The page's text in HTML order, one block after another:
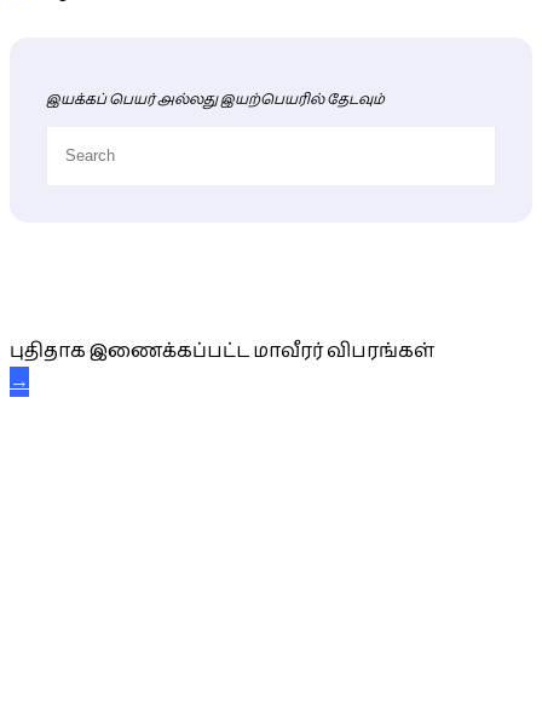
இயக்கப் பெயர் அல்லது இயற்பெயரில் தேடவும்
புதிதாக இணைக்கப்பட்ட மாவீரர் விபரங்கள்
→